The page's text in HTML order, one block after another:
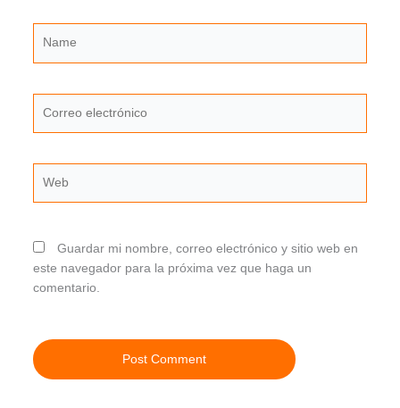
electrónico
Guardar mi nombre, correo electrónico y sitio web en
este navegador para la próxima vez que haga un
comentario.